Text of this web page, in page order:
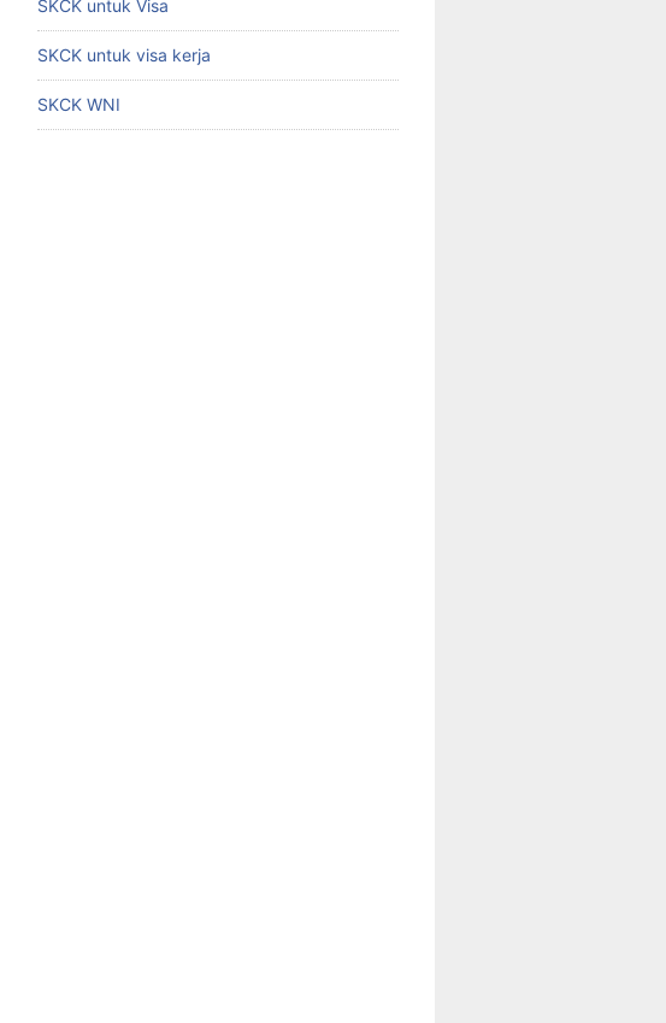
SKCK untuk Visa
SKCK untuk visa kerja
SKCK WNI